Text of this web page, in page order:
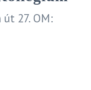
27. OM: